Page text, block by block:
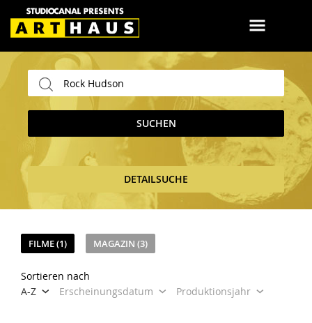
SUCHEN
DETAILSUCHE
FILME (1) MAGAZIN (3)
Sortieren nach
A-Z
Erscheinungsdatum Produktionsjahr